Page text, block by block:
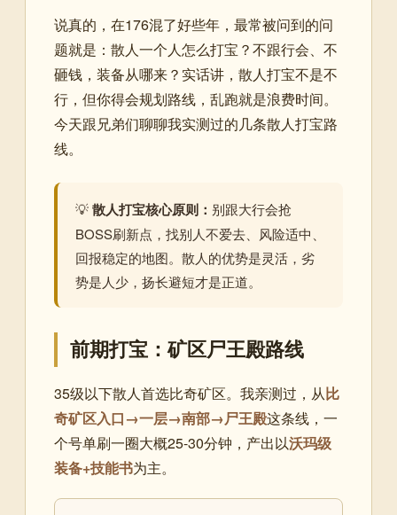
说真的，在176混了好些年，最常被问到的问
题就是：散人一个人怎么打宝？不跟行会、不
砸钱，装备从哪来？实话讲，散人打宝不是不
行，但你得会规划路线，乱跑就是浪费时间。
今天跟兄弟们聊聊我实测过的几条散人打宝路
线。
💡散人打宝核心原则： 别跟大行会抢
BOSS刷新点，找别人不爱去、风险适中、
回报稳定的地图。散人的优势是灵活，劣
势是人少，扬长避短才是正道。
前期打宝：矿区尸王殿路线
35级以下散人首选比奇矿区。我亲测过，从比
奇矿区入口→一层→南部→尸王殿这条线，一
个号单刷一圈大概25-30分钟，产出以沃玛级
装备+技能书为主。